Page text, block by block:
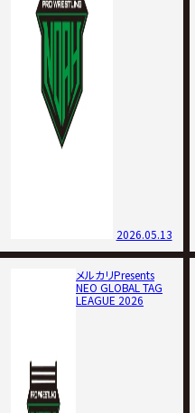
2026.05.13
メルカリPresents
NEO GLOBAL TAG
LEAGUE 2026